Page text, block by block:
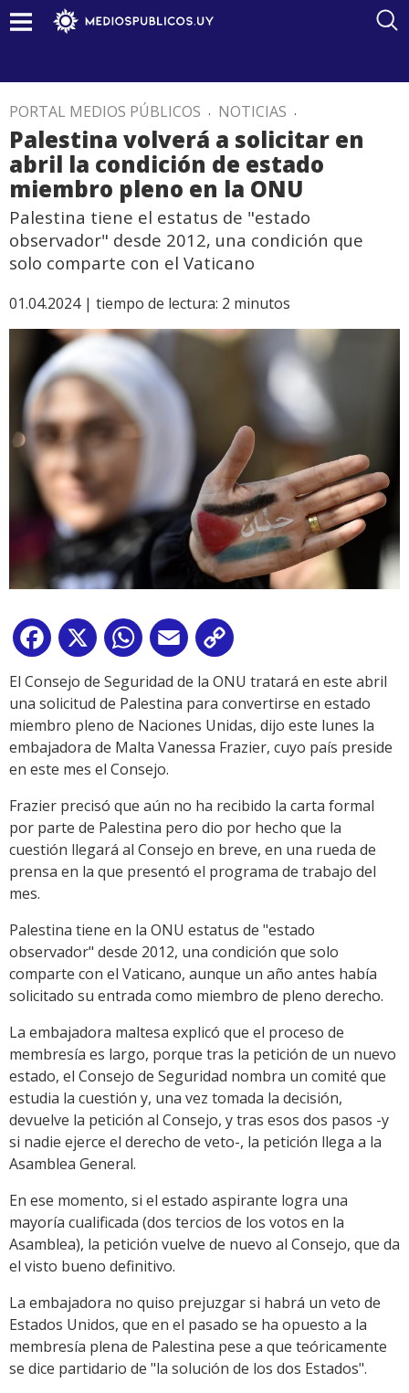
PORTAL MEDIOS PÚBLICOS . NOTICIAS .
Palestina volverá a solicitar en
abril la condición de estado
miembro pleno en la ONU
Palestina tiene el estatus de "estado
observador" desde 2012, una condición que
solo comparte con el Vaticano
01.04.2024 | tiempo de lectura: 2 minutos
Facebook
X WhatsApp
Email
Link
El Consejo de Seguridad de la ONU tratará en este abril
una solicitud de Palestina para convertirse en estado
miembro pleno de Naciones Unidas, dijo este lunes la
embajadora de Malta Vanessa Frazier, cuyo país preside
en este mes el Consejo.
Frazier precisó que aún no ha recibido la carta formal
por parte de Palestina pero dio por hecho que la
cuestión llegará al Consejo en breve, en una rueda de
prensa en la que presentó el programa de trabajo del
mes.
Palestina tiene en la ONU estatus de "estado
observador" desde 2012, una condición que solo
comparte con el Vaticano, aunque un año antes había
solicitado su entrada como miembro de pleno derecho.
La embajadora maltesa explicó que el proceso de
membresía es largo, porque tras la petición de un nuevo
estado, el Consejo de Seguridad nombra un comité que
estudia la cuestión y, una vez tomada la decisión,
devuelve la petición al Consejo, y tras esos dos pasos -y
si nadie ejerce el derecho de veto-, la petición llega a la
Asamblea General.
En ese momento, si el estado aspirante logra una
mayoría cualificada (dos tercios de los votos en la
Asamblea), la petición vuelve de nuevo al Consejo, que da
el visto bueno definitivo.
La embajadora no quiso prejuzgar si habrá un veto de
Estados Unidos, que en el pasado se ha opuesto a la
membresía plena de Palestina pese a que teóricamente
se dice partidario de "la solución de los dos Estados".